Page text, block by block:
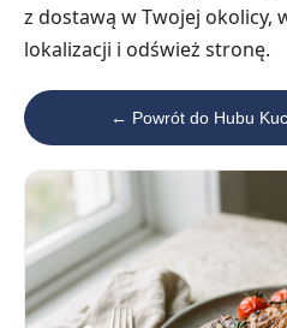
z dostawą w Twojej okolicy,
lokalizacji i odśwież stronę.
← Powrót do Hubu